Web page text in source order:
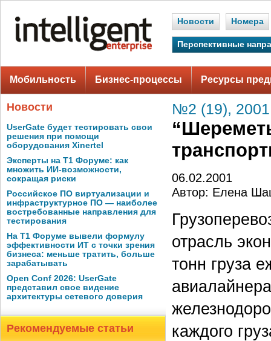
Новости Номера
Перспективные
Мобильность Бизнес-процессы Ресурсы
Новости
UserGate будет тестировать свои
решения при помощи
оборудования Xinertel
Эксперты на Т1 Форуме: как
множить ИИ-возможности,
сокращая риски
Российское ПО виртуализации и
инфраструктурное ПО — наиболее
востребованные направления для
тестирования
На Т1 Форуме вывели формулу
эффективности ИТ с точки зрения
бизнеса: меньше тратить, больше
зарабатывать
Open Conf 2026: UserGate
представил свое видение
архитектуры сетевого доверия
Рекомендуемые статьи
№2 (19), 2001
06.02.2001
Автор: Елена
отрасль
тонн груза
каждого